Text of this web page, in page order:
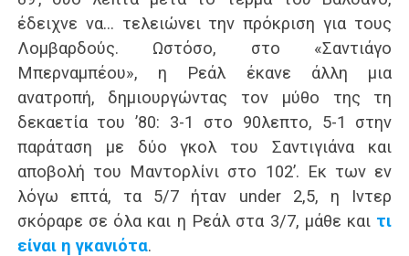
έδειχνε να… τελειώνει την πρόκριση για τους
Λομβαρδούς. Ωστόσο, στο «Σαντιάγο
Μπερναμπέου», η Ρεάλ έκανε άλλη μια
ανατροπή, δημιουργώντας τον μύθο της τη
δεκαετία του ’80: 3-1 στο 90λεπτο, 5-1 στην
παράταση με δύο γκολ του Σαντιγιάνα και
αποβολή του Μαντορλίνι στο 102’. Εκ των εν
λόγω επτά, τα 5/7 ήταν under 2,5, η Ιντερ
σκόραρε σε όλα και η Ρεάλ στα 3/7, μάθε και τι
είναι η γκανιότα.